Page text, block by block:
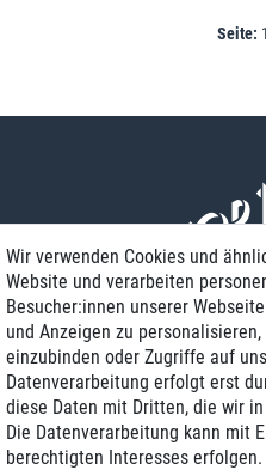
Seite:
Zustellung
Wir verwenden Cookies und
Website und verarbeiten
Besucher:innen unserer
und Anzeigen zu
einzubinden oder Zugriffe auf
Datenverarbeitung erfolgt erst
diese Daten mit Dritten, die wir
Die Datenverarbeitung kann mit
berechtigten Interesses